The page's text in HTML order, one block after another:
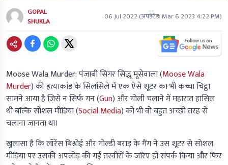
GOPAL
SHUKLA
06 Jul 2022(अपडेटेड:Mar 6 2023 4:22 PM)
Moose Wala Murder:पंजाबी सिंगर सिद्धू मूसेवाला(Moose Wala
Murder)की हत्याकांड के सिलसिले में एक ऐसे शूटर का भी कच्चा चिट्ठा
सामने आया है जिसे न सिर्फ गन(Gun) और गोली चलाने में महारात हासिल
थी बल्कि सोशल मीडिया(Social Media)को भी वो बहुत अच्छी तरह से
चलाना जानता था।
खुलासा है कि लॉरेंस बिश्नोई और गोल्डी बराड़ के गैंग ने उस शूटर से सोशल
मीडिया पर उसकी अपलोड की गई तस्वीरों के जरिए ही संपर्क किया और फिर